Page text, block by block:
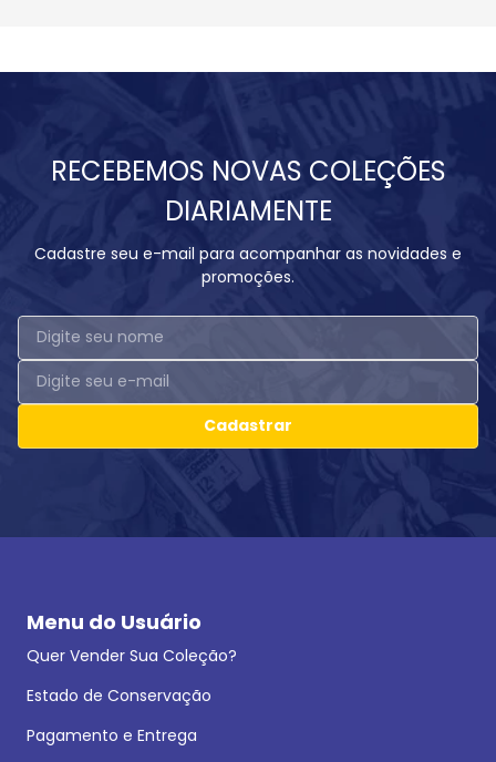
RECEBEMOS NOVAS COLEÇÕES
DIARIAMENTE
Cadastre seu e-mail para acompanhar as novidades e
promoções.
Cadastrar
Menu do Usuário
Quer Vender Sua Coleção?
Estado de Conservação
Pagamento e Entrega